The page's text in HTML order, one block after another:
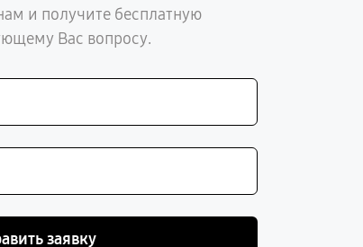
и получите бесплатную
Вас вопросу.
заявку